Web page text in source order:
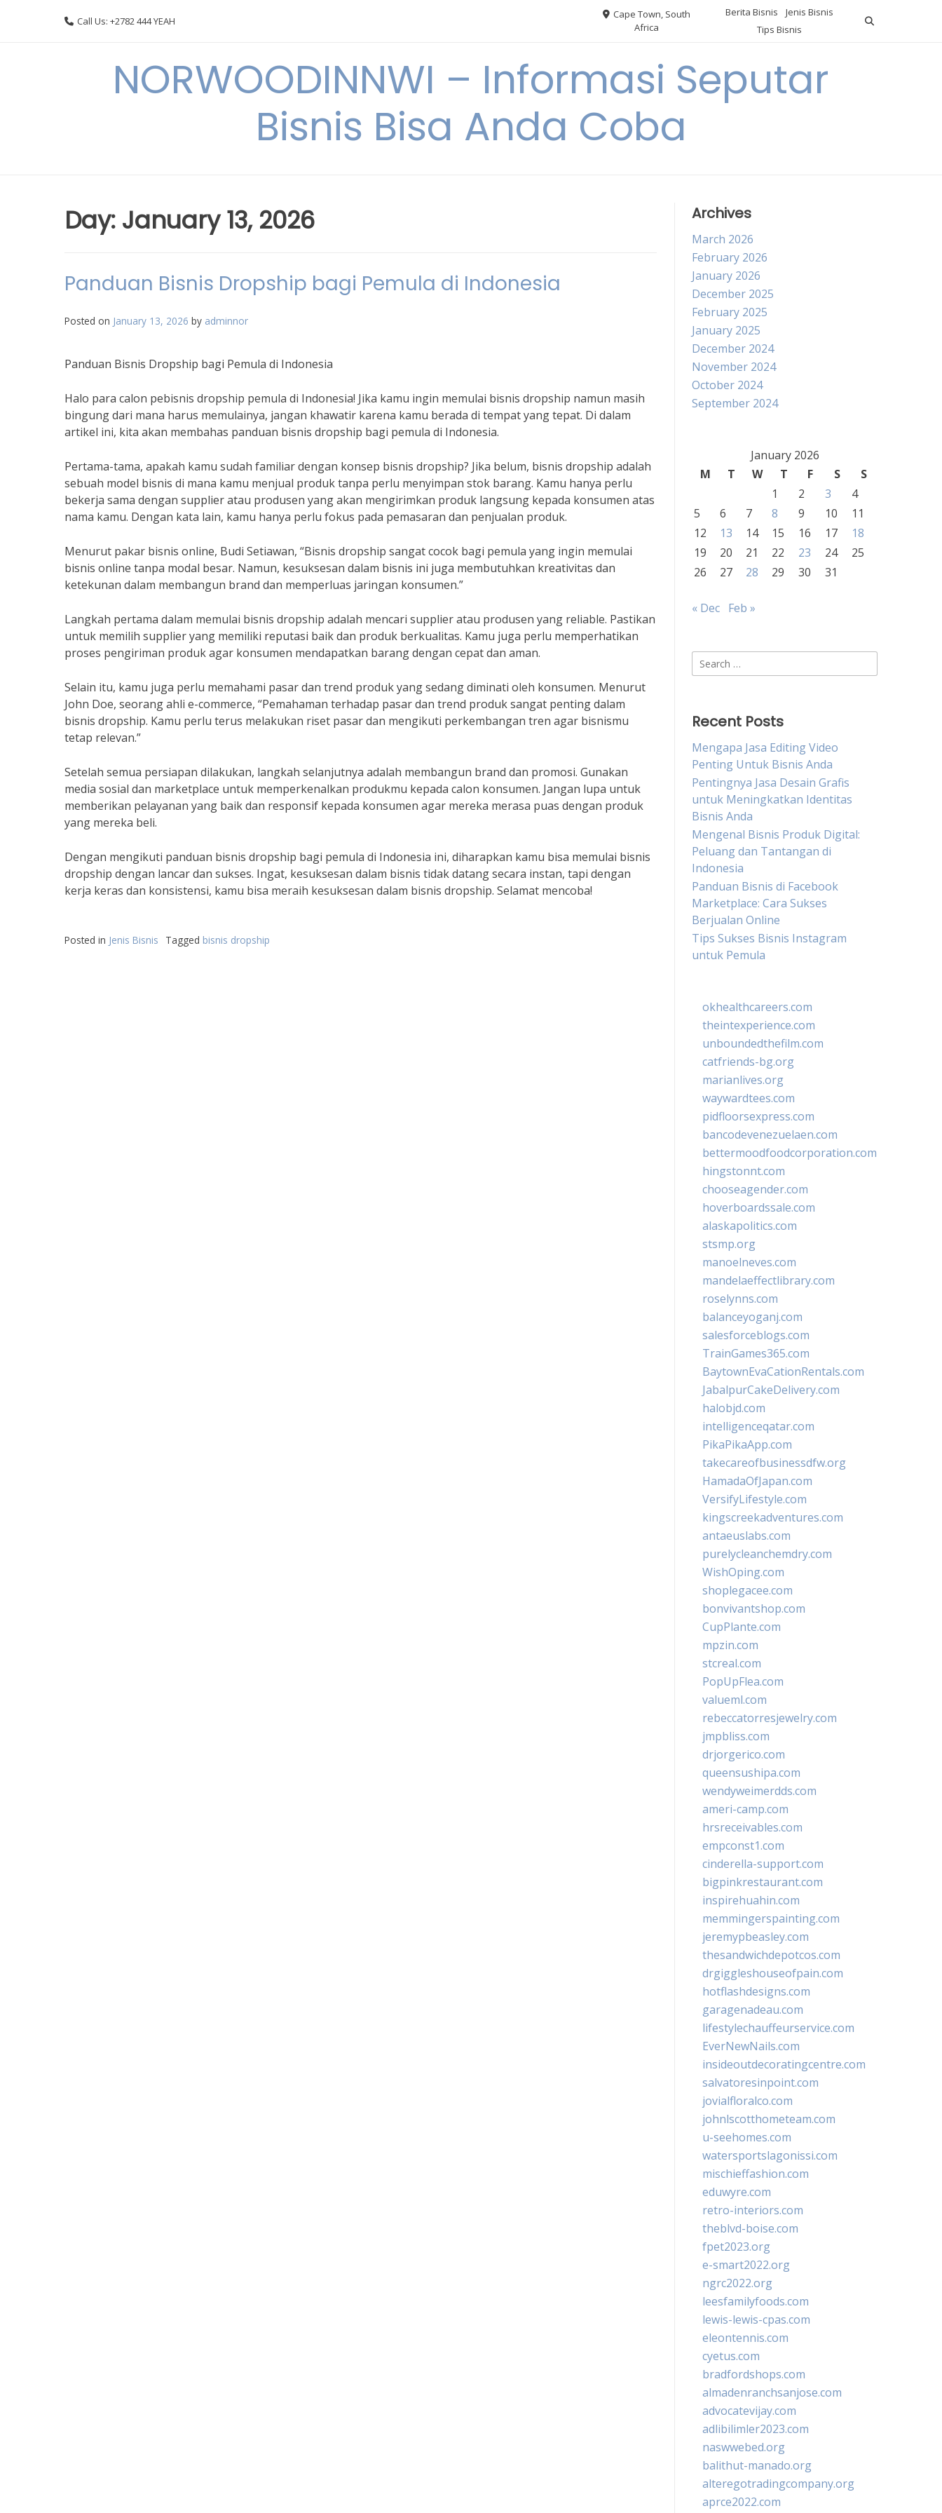
Call Us: +2782 444 YEAH
Cape Town, South
Africa
Berita Bisnis
Jenis Bisnis
Tips Bisnis
NORWOODINNWI – Informasi Seputar
Bisnis Bisa Anda Coba
Day: January 13, 2026
Panduan Bisnis Dropship bagi Pemula di Indonesia
Posted on January 13, 2026 by adminnor
Panduan Bisnis Dropship bagi Pemula di Indonesia
Halo para calon pebisnis dropship pemula di Indonesia! Jika kamu ingin memulai bisnis dropship namun masih
bingung dari mana harus memulainya, jangan khawatir karena kamu berada di tempat yang tepat. Di dalam
artikel ini, kita akan membahas panduan bisnis dropship bagi pemula di Indonesia.
Pertama-tama, apakah kamu sudah familiar dengan konsep bisnis dropship? Jika belum, bisnis dropship adalah
sebuah model bisnis di mana kamu menjual produk tanpa perlu menyimpan stok barang. Kamu hanya perlu
bekerja sama dengan supplier atau produsen yang akan mengirimkan produk langsung kepada konsumen atas
nama kamu. Dengan kata lain, kamu hanya perlu fokus pada pemasaran dan penjualan produk.
Menurut pakar bisnis online, Budi Setiawan, “Bisnis dropship sangat cocok bagi pemula yang ingin memulai
bisnis online tanpa modal besar. Namun, kesuksesan dalam bisnis ini juga membutuhkan kreativitas dan
ketekunan dalam membangun brand dan memperluas jaringan konsumen.”
Langkah pertama dalam memulai bisnis dropship adalah mencari supplier atau produsen yang reliable. Pastikan
untuk memilih supplier yang memiliki reputasi baik dan produk berkualitas. Kamu juga perlu memperhatikan
proses pengiriman produk agar konsumen mendapatkan barang dengan cepat dan aman.
Selain itu, kamu juga perlu memahami pasar dan trend produk yang sedang diminati oleh konsumen. Menurut
John Doe, seorang ahli e-commerce, “Pemahaman terhadap pasar dan trend produk sangat penting dalam
bisnis dropship. Kamu perlu terus melakukan riset pasar dan mengikuti perkembangan tren agar bisnismu
tetap relevan.”
Setelah semua persiapan dilakukan, langkah selanjutnya adalah membangun brand dan promosi. Gunakan
media sosial dan marketplace untuk memperkenalkan produkmu kepada calon konsumen. Jangan lupa untuk
memberikan pelayanan yang baik dan responsif kepada konsumen agar mereka merasa puas dengan produk
yang mereka beli.
Dengan mengikuti panduan bisnis dropship bagi pemula di Indonesia ini, diharapkan kamu bisa memulai bisnis
dropship dengan lancar dan sukses. Ingat, kesuksesan dalam bisnis tidak datang secara instan, tapi dengan
kerja keras dan konsistensi, kamu bisa meraih kesuksesan dalam bisnis dropship. Selamat mencoba!
Posted in Jenis Bisnis Tagged bisnis dropship
Archives
March 2026
February 2026
January 2026
December 2025
February 2025
January 2025
December 2024
November 2024
October 2024
September 2024
January 2026
M
T W T F S
S
1
2 3
4
5
6 7 8 9 10
11
12
13 14 15 16 17
18
19
20 21 22 23 24
25
26
27 28 29 30 31
« Dec Feb »
Search
for:
Recent Posts
Mengapa Jasa Editing Video
Penting Untuk Bisnis Anda
Pentingnya Jasa Desain Grafis
untuk Meningkatkan Identitas
Bisnis Anda
Mengenal Bisnis Produk Digital:
Peluang dan Tantangan di
Indonesia
Panduan Bisnis di Facebook
Marketplace: Cara Sukses
Berjualan Online
Tips Sukses Bisnis Instagram
untuk Pemula
okhealthcareers.com
theintexperience.com
unboundedthefilm.com
catfriends-bg.org
marianlives.org
waywardtees.com
pidfloorsexpress.com
bancodevenezuelaen.com
bettermoodfoodcorporation.com
hingstonnt.com
chooseagender.com
hoverboardssale.com
alaskapolitics.com
stsmp.org
manoelneves.com
mandelaeffectlibrary.com
roselynns.com
balanceyoganj.com
salesforceblogs.com
TrainGames365.com
BaytownEvaCationRentals.com
JabalpurCakeDelivery.com
halobjd.com
intelligenceqatar.com
PikaPikaApp.com
takecareofbusinessdfw.org
HamadaOfJapan.com
VersifyLifestyle.com
kingscreekadventures.com
antaeuslabs.com
purelycleanchemdry.com
WishOping.com
shoplegacee.com
bonvivantshop.com
CupPlante.com
mpzin.com
stcreal.com
PopUpFlea.com
valueml.com
rebeccatorresjewelry.com
jmpbliss.com
drjorgerico.com
queensushipa.com
wendyweimerdds.com
ameri-camp.com
hrsreceivables.com
empconst1.com
cinderella-support.com
bigpinkrestaurant.com
inspirehuahin.com
memmingerspainting.com
jeremypbeasley.com
thesandwichdepotcos.com
drgiggleshouseofpain.com
hotflashdesigns.com
garagenadeau.com
lifestylechauffeurservice.com
EverNewNails.com
insideoutdecoratingcentre.com
salvatoresinpoint.com
jovialfloralco.com
johnlscotthometeam.com
u-seehomes.com
watersportslagonissi.com
mischieffashion.com
eduwyre.com
retro-interiors.com
theblvd-boise.com
fpet2023.org
e-smart2022.org
ngrc2022.org
leesfamilyfoods.com
lewis-lewis-cpas.com
eleontennis.com
cyetus.com
bradfordshops.com
almadenranchsanjose.com
advocatevijay.com
adlibilimler2023.com
naswwebed.org
balithut-manado.org
alteregotradingcompany.org
aprce2022.com